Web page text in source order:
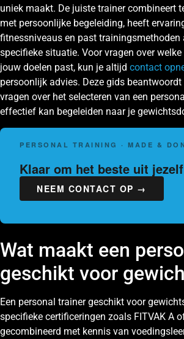
uniek maakt. De juiste trainer combineert
met persoonlijke begeleiding, heeft
fitnessniveaus en past trainingsmethoden
specifieke situatie. Voor vragen over
jouw doelen past, kun je altijd contact
persoonlijk advies. Deze gids
vragen over het selecteren van een
effectief kan begeleiden naar je
PERSONAL TRAINING · MADE &
Klaar om het beste uit
NEEM CONTACT OP →
Wat maakt een
geschikt voor
Een personal trainer geschikt voor
specifieke certificeringen zoals FITVAK A
gecombineerd met kennis van